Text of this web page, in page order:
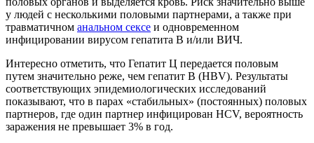
у людей с несколькими половыми партнерами, а также при
травматичном анальном сексе и одновременном
инфицировании вирусом гепатита В и/или ВИЧ.
Интересно отметить, что Гепатит Ц передается половым
путем значительно реже, чем гепатит B (HBV). Результаты
соответствующих эпидемиологических исследований
показывают, что в парах «стабильных» (постоянных) половых
партнеров, где один партнер инфицирован HCV, вероятность
заражения не превышает 3% в год.